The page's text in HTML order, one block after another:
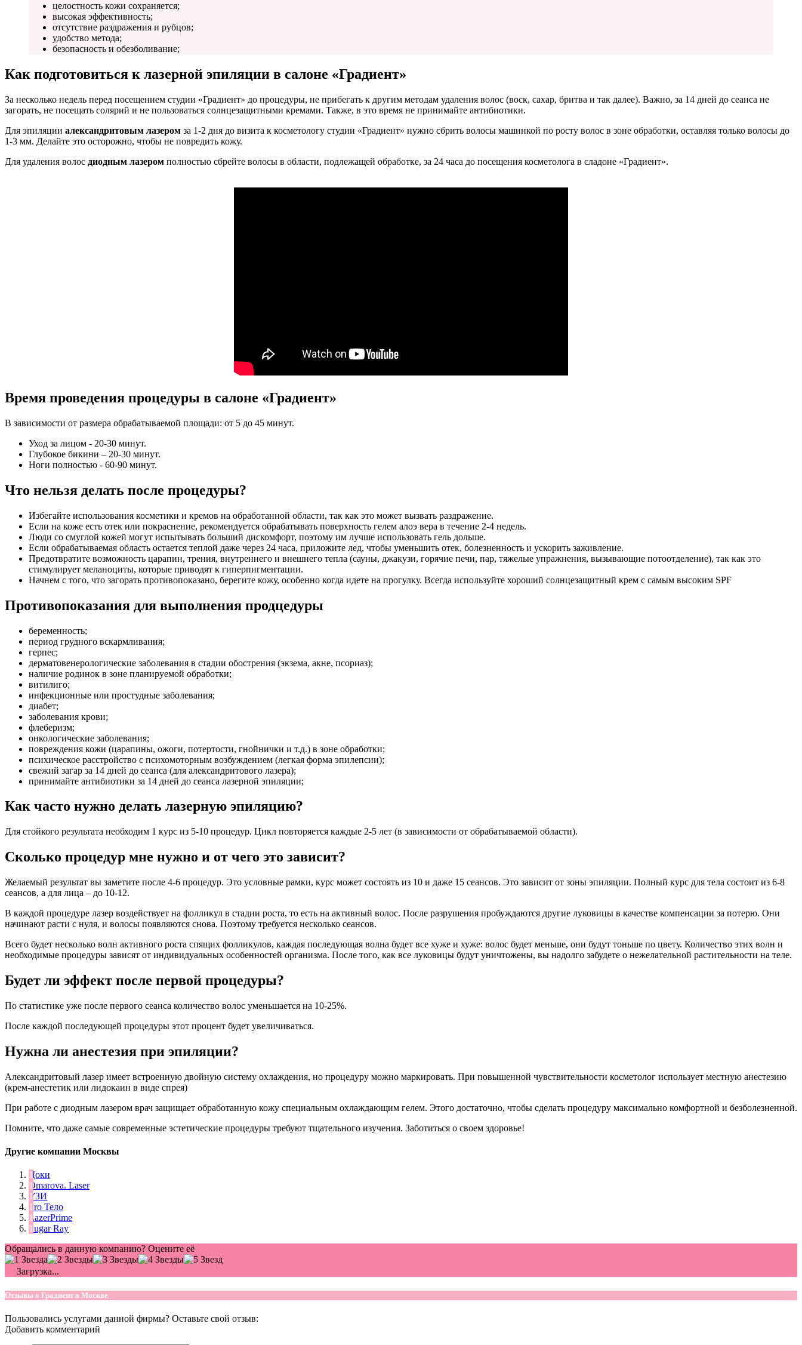
целостность кожи сохраняется;
высокая эффективность;
отсутствие раздражения и рубцов;
удобство метода;
безопасность и обезболивание;
Как подготовиться к лазерной эпиляции в салоне «Градиент»
За несколько недель перед посещением студии «Градиент» до процедуры, не прибегать к другим методам удаления волос (воск, сахар, бритва и так далее). Важно, за 14 дней до сеанса не
загорать, не посещать солярий и не пользоваться солнцезащитными кремами. Также, в это время не принимайте антибиотики.
Для эпиляции александритовым лазером за 1-2 дня до визита к косметологу студии «Градиент» нужно сбрить волосы машинкой по росту волос в зоне обработки, оставляя только волосы до
1-3 мм. Делайте это осторожно, чтобы не повредить кожу.
Для удаления волос диодным лазером полностью сбрейте волосы в области, подлежащей обработке, за 24 часа до посещения косметолога в сладоне «Градиент».
Время проведения процедуры в салоне «Градиент»
В зависимости от размера обрабатываемой площади: от 5 до 45 минут.
Уход за лицом - 20-30 минут.
Глубокое бикини – 20-30 минут.
Ноги полностью - 60-90 минут.
Что нельзя делать после процедуры?
Избегайте использования косметики и кремов на обработанной области, так как это может вызвать раздражение.
Если на коже есть отек или покраснение, рекомендуется обрабатывать поверхность гелем алоэ вера в течение 2-4 недель.
Люди со смуглой кожей могут испытывать больший дискомфорт, поэтому им лучше использовать гель дольше.
Если обрабатываемая область остается теплой даже через 24 часа, приложите лед, чтобы уменьшить отек, болезненность и ускорить заживление.
Предотвратите возможность царапин, трения, внутреннего и внешнего тепла (сауны, джакузи, горячие печи, пар, тяжелые упражнения, вызывающие потоотделение), так как это
стимулирует меланоциты, которые приводят к гиперпигментации.
Начнем с того, что загорать противопоказано, берегите кожу, особенно когда идете на прогулку. Всегда используйте хороший солнцезащитный крем с самым высоким SPF
Противопоказания для выполнения продцедуры
беременность;
период грудного вскармливания;
герпес;
дерматовенерологические заболевания в стадии обострения (экзема, акне, псориаз);
наличие родинок в зоне планируемой обработки;
витилиго;
инфекционные или простудные заболевания;
диабет;
заболевания крови;
флеберизм;
онкологические заболевания;
повреждения кожи (царапины, ожоги, потертости, гнойнички и т.д.) в зоне обработки;
психическое расстройство с психомоторным возбуждением (легкая форма эпилепсии);
свежий загар за 14 дней до сеанса (для александритового лазера);
принимайте антибиотики за 14 дней до сеанса лазерной эпиляции;
Как часто нужно делать лазерную эпиляцию?
Для стойкого результата необходим 1 курс из 5-10 процедур. Цикл повторяется каждые 2-5 лет (в зависимости от обрабатываемой области).
Сколько процедур мне нужно и от чего это зависит?
Желаемый результат вы заметите после 4-6 процедур. Это условные рамки, курс может состоять из 10 и даже 15 сеансов. Это зависит от зоны эпиляции. Полный курс для тела состоит из 6-8
сеансов, а для лица – до 10-12.
В каждой процедуре лазер воздействует на фолликул в стадии роста, то есть на активный волос. После разрушения пробуждаются другие луковицы в качестве компенсации за потерю. Они
начинают расти с нуля, и волосы появляются снова. Поэтому требуется несколько сеансов.
Всего будет несколько волн активного роста спящих фолликулов, каждая последующая волна будет все хуже и хуже: волос будет меньше, они будут тоньше по цвету. Количество этих волн и
необходимые процедуры зависят от индивидуальных особенностей организма. После того, как все луковицы будут уничтожены, вы надолго забудете о нежелательной растительности на теле.
Будет ли эффект после первой процедуры?
По статистике уже после первого сеанса количество волос уменьшается на 10-25%.
После каждой последующей процедуры этот процент будет увеличиваться.
Нужна ли анестезия при эпиляции?
Александритовый лазер имеет встроенную двойную систему охлаждения, но процедуру можно маркировать. При повышенной чувствительности косметолог использует местную анестезию
(крем-анестетик или лидокаин в виде спрея)
При работе с диодным лазером врач защищает обработанную кожу специальным охлаждающим гелем. Этого достаточно, чтобы сделать процедуру максимально комфортной и безболезненной.
Помните, что даже самые современные эстетические процедуры требуют тщательного изучения. Заботиться о своем здоровье!
Другие компании Москвы
Доки
Omarova. Laser
УЗИ
Pro Тело
LazerPrime
Sugar Ray
Обращались в данную компанию? Оцените её
Загрузка...
Отзывы о Градиент в Москве
Пользовались услугами данной фирмы? Оставьте свой отзыв:
Добавить комментарий